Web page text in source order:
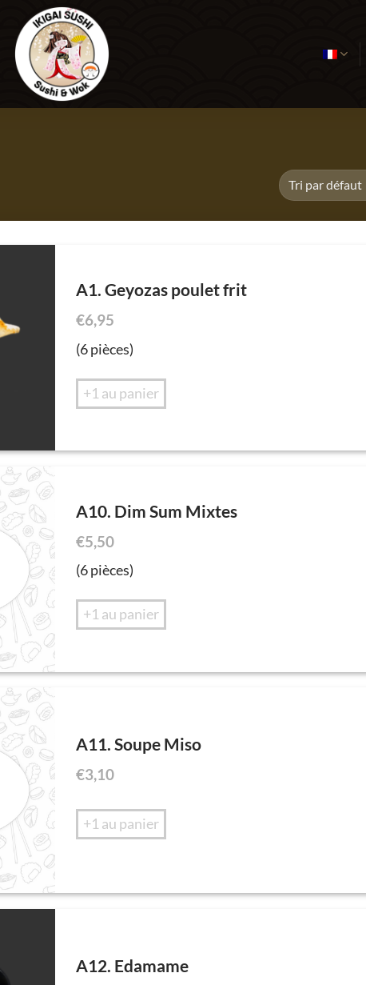
A1. Geyozas poulet frit
€6,95
(6 pièces)
+1 au panier
A10. Dim Sum Mixtes
€5,50
(6 pièces)
+1 au panier
A11. Soupe Miso
€3,10
+1 au panier
A12. Edamame